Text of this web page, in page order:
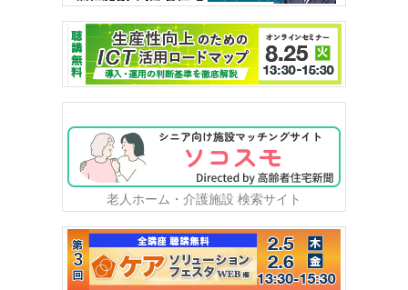
老人ホーム・介護施設 検索サイト